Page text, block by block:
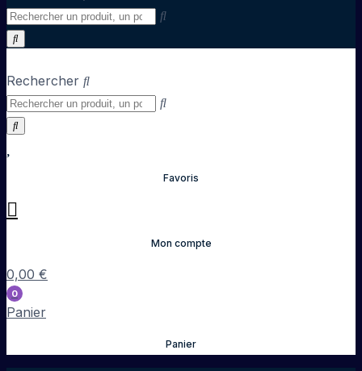
Rechercher
Favoris
Mon compte
0,00 €
0
Panier
Panier